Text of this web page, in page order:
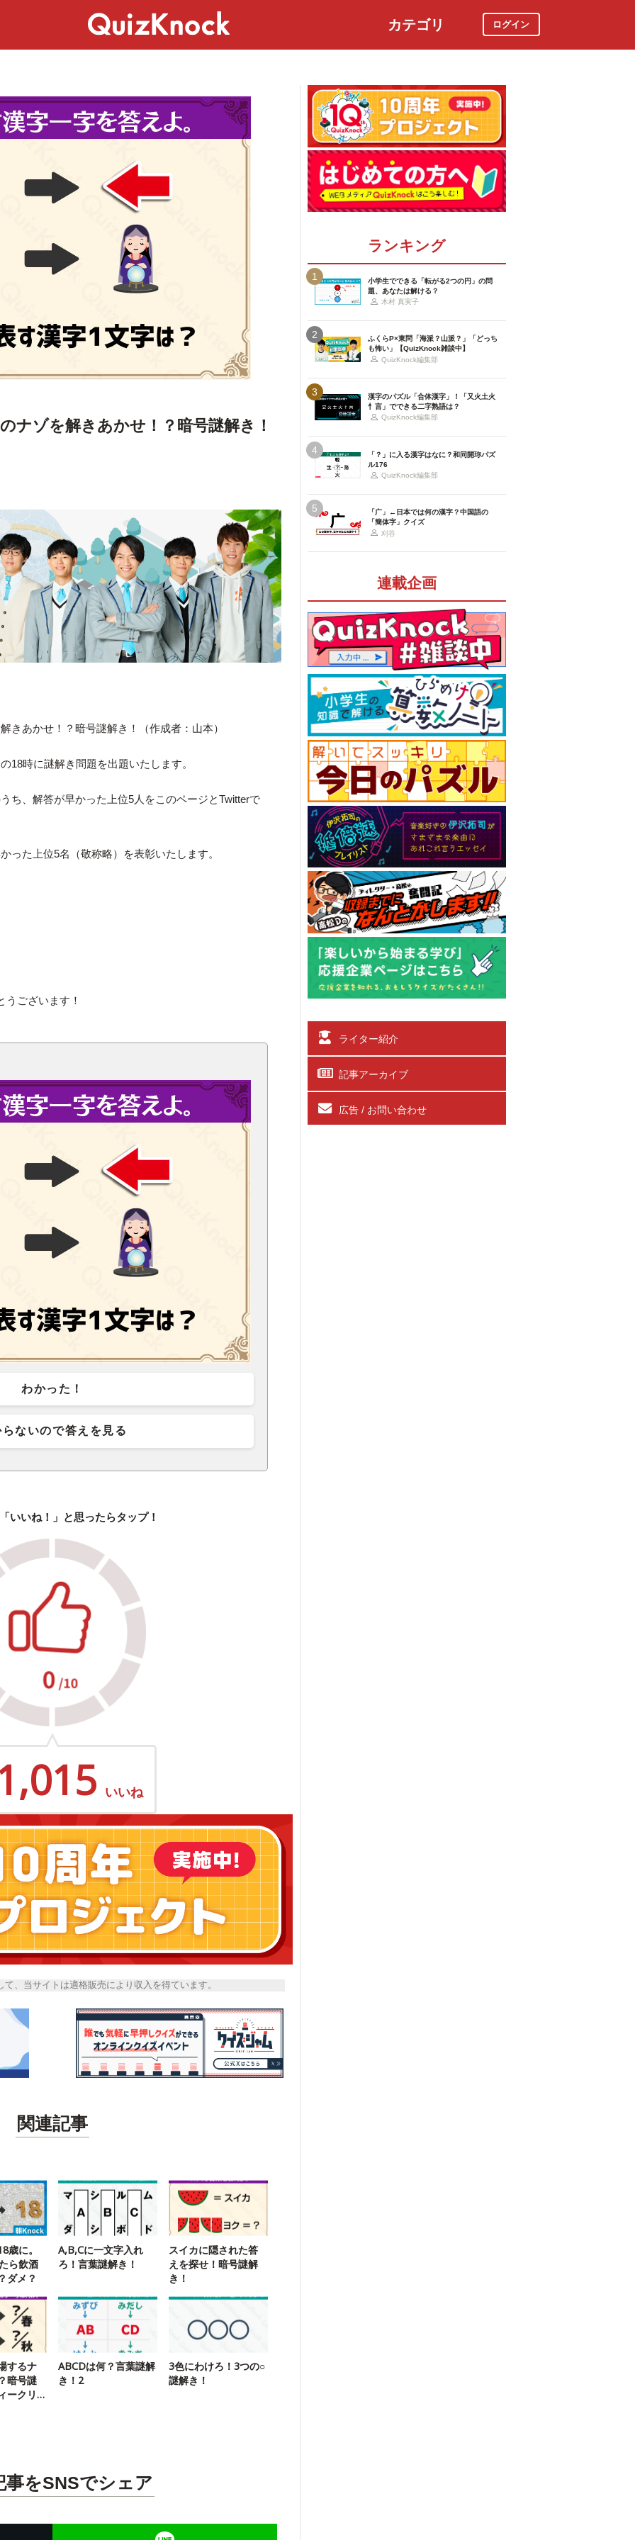
カテゴリ ログイン
ナゾを解きあかせ！？暗号謎解き！
きあかせ！？暗号謎解き！（作成者：山本）
18時に謎解き問題を出題いたします。
ち、解答が早かった上位5人をこのページとTwitterで
った上位5名（敬称略）を表彰いたします。
うございます！
わかった！
ないので答えを見る
いいね！」と思ったらタップ！
いいね
、当サイトは適格販売により収入を得ています。
関連記事
歳に。
ら飲酒
ダメ？
A,B,Cに一文字入れ
ろ！言葉謎解き！
スイカに隠された答
えを探せ！暗号謎解
き！
するナ
暗号謎
ークリ
ABCDは何？言葉謎解
き！2
3色にわけろ！3つの○
謎解き！
事をSNSでシェア
ランキング
1
小学生でできる「転がる2つの円」の問
題、あなたは解ける？
木村 真実子
2
ふくらP×東問「海派？山派？」「どっち
も怖い」【QuizKnock雑談中】
QuizKnock編集部
3
漢字のパズル「合体漢字」！「又火土火
忄言」でできる二字熟語は？
QuizKnock編集部
4
「？」に入る漢字はなに？和同開珎パズ
ル176
QuizKnock編集部
5
「广」←日本では何の漢字？中国語の
「簡体字」クイズ
刈谷
連載企画
ライター紹介
記事アーカイブ
広告 / お問い合わせ